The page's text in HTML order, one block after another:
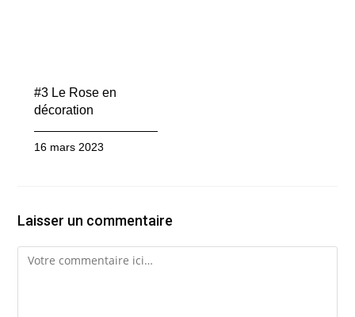
#3 Le Rose en
décoration
16 mars 2023
Laisser un commentaire